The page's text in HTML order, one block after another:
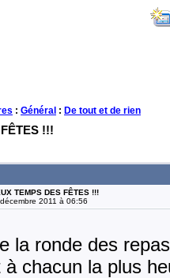
: Général : De tout et de rien
!!!
TEMPS DES FÊTES !!!
2011 à 06:56
la ronde des
à chacun la plus